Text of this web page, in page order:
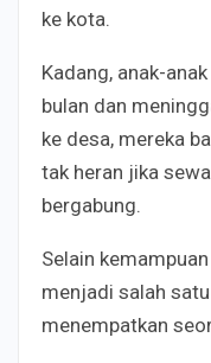
ke kota.
Kadang, anak-
bulan dan
ke desa, mereka
tak heran jika
bergabung.
Selain
menjadi salah
menempatkan